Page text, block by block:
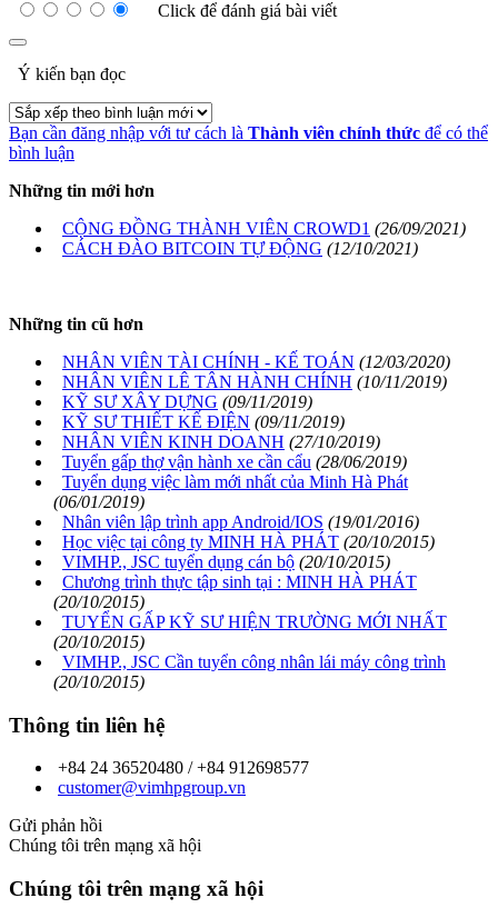
Click để đánh giá bài viết
Ý kiến bạn đọc
Bạn cần đăng nhập với tư cách là Thành viên chính thức để có thể
bình luận
Những tin mới hơn
CỘNG ĐỒNG THÀNH VIÊN CROWD1 (26/09/2021)
CÁCH ĐÀO BITCOIN TỰ ĐỘNG (12/10/2021)
Những tin cũ hơn
NHÂN VIÊN TÀI CHÍNH - KẾ TOÁN (12/03/2020)
NHÂN VIÊN LÊ TÂN HÀNH CHÍNH (10/11/2019)
KỸ SƯ XÂY DỰNG (09/11/2019)
KỸ SƯ THIẾT KẾ ĐIỆN (09/11/2019)
NHÂN VIÊN KINH DOANH (27/10/2019)
Tuyển gấp thợ vận hành xe cần cẩu (28/06/2019)
Tuyển dụng việc làm mới nhất của Minh Hà Phát
(06/01/2019)
Nhân viên lập trình app Android/IOS (19/01/2016)
Học việc tại công ty MINH HÀ PHÁT (20/10/2015)
VIMHP., JSC tuyển dụng cán bộ (20/10/2015)
Chương trình thực tập sinh tại : MINH HÀ PHÁT
(20/10/2015)
TUYỂN GẤP KỸ SƯ HIỆN TRƯỜNG MỚI NHẤT
(20/10/2015)
VIMHP., JSC Cần tuyển công nhân lái máy công trình
(20/10/2015)
Thông tin liên hệ
+84 24 36520480 / +84 912698577
customer@vimhpgroup.vn
Gửi phản hồi
Chúng tôi trên mạng xã hội
Chúng tôi trên mạng xã hội